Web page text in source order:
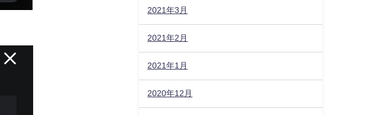
2021年3月
2021年2月
2021年1月
2020年12月